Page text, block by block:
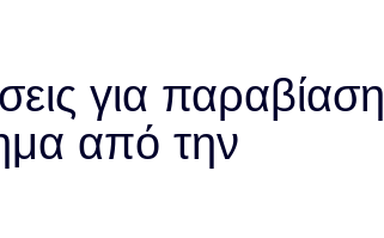
για παραβίαση
από την